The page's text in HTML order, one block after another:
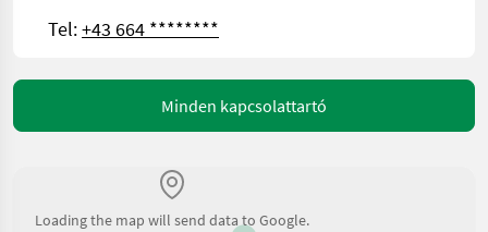
Tel:+43 664 ********
Minden kapcsolattartó
Loading the map will send data to Google.